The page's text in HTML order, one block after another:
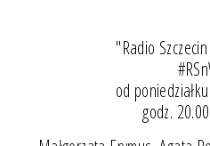
"Radio
od
godz.